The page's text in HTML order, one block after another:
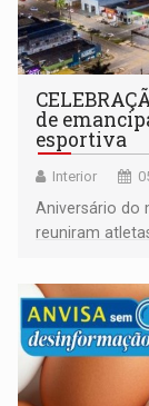
de
esportiva
Interior
Aniversário do
reuniram